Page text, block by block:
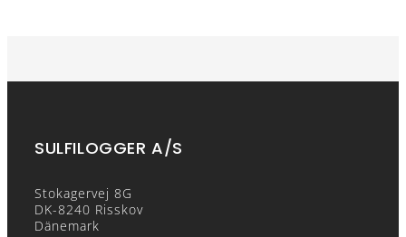
SULFILOGGER A/S
Stokagervej 8G
DK-8240 Risskov
Dänemark